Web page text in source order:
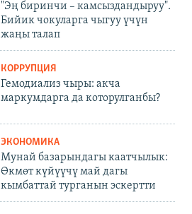
"Эң биринчи – камсыздандыруу".
Бийик чокуларга чыгуу үчүн
жаңы талап
КОРРУПЦИЯ
Гемодиализ чыры: акча
маркумдарга да которулганбы?
ЭКОНОМИКА
Мунай базарындагы каатчылык:
Өкмөт күйүүчү май дагы
кымбаттай турганын эскертти